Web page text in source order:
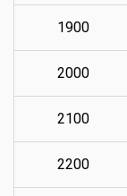
1900
2000
2100
2200